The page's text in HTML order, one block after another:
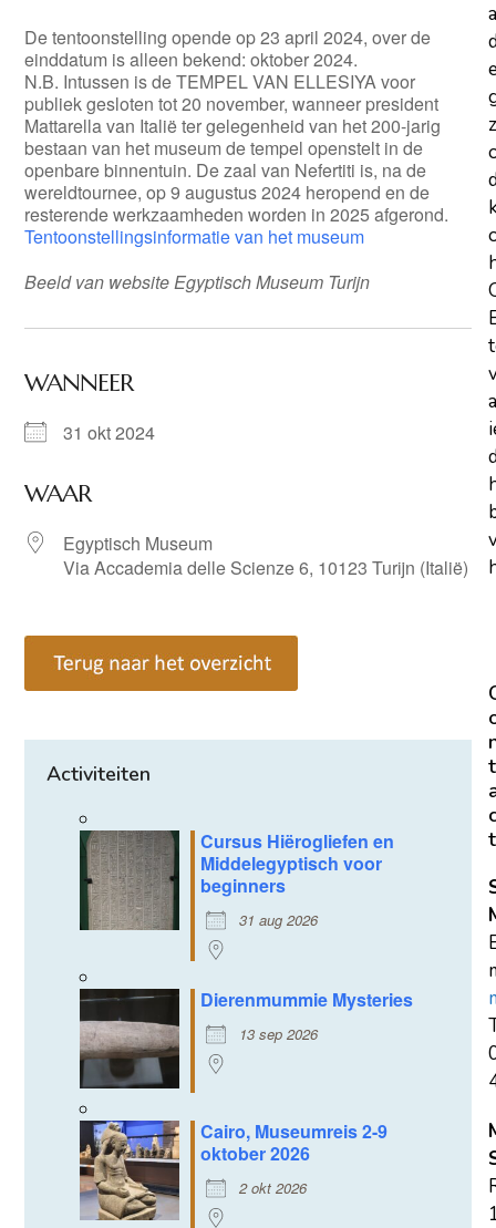
De tentoonstellingopende op 23 april 2024, over de
einddatum is alleen bekend: oktober 2024.
N.B. Intussen is de TEMPEL VAN ELLESIYA voor
publiek gesloten tot 20 november, wanneer president
Mattarella van Italiëter gelegenheid van het 200-jarig
bestaan van het museumde tempel openstelt in de
openbare binnentuin. De zaal van Nefertiti is, na de
wereldtournee, op 9 augustus 2024 heropend en de
resterende werkzaamheden worden in 2025 afgerond.
Tentoonstellingsinformatie van het museum
Beeld van website Egyptisch Museum Turijn
WANNEER
31 okt 2024
WAAR
Egyptisch Museum
Via Accademia delle Scienze 6, 10123 Turijn (Italië)
Activiteiten
Cursus Hiërogliefen en
Middelegyptisch voor
beginners
31 aug 2026
Dierenmummie Mysteries
13 sep 2026
Cairo, Museumreis 2-9
oktober 2026
2 okt 2026
t
t